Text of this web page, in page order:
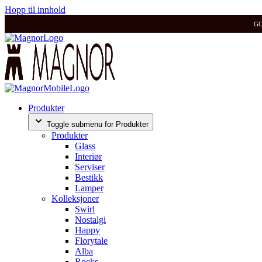
Hopp til innhold
Produkter
Toggle submenu for Produkter
Produkter
Glass
Interiør
Serviser
Bestikk
Lamper
Kolleksjoner
Swirl
Nostalgi
Happy
Florytale
Alba